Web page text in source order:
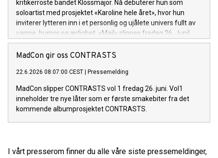
kritikerroste bandet Klossmajor. Nå debuterer hun som
soloartist med prosjektet «Karoline hele året», hvor hun
inviterer lytteren inn i et personlig og ujålete univers fullt av
varme, humor og ærlighet. «Mail» slippes fredag 26. Juni!
MadCon gir oss CONTRASTS
22.6.2026 08:07:00 CEST Pressemelding
MadCon slipper CONTRASTS vol 1 fredag 26. juni. Vol1
inneholder tre nye låter som er første smakebiter fra det
kommende albumprosjektet CONTRASTS.
I vårt presserom finner du alle våre siste pressemeldinger,